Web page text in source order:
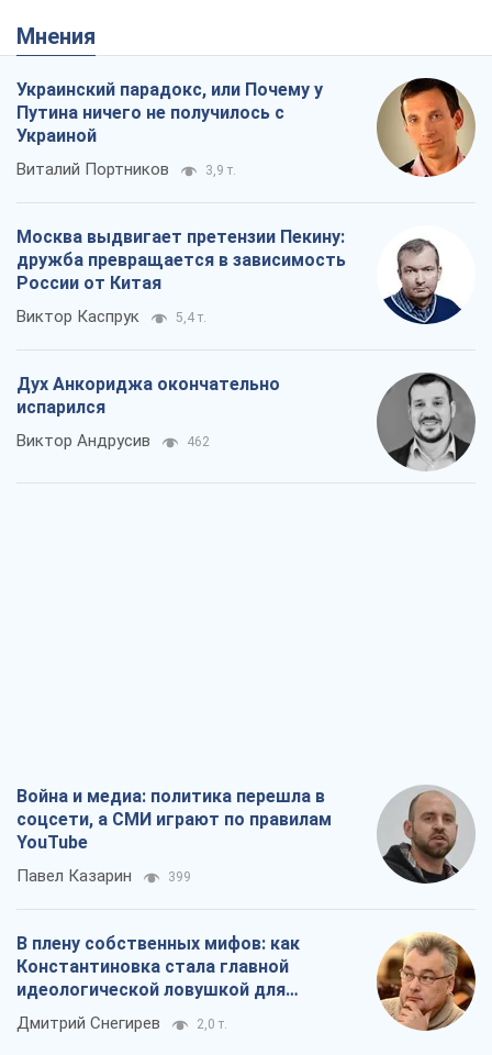
Мнения
Украинский парадокс, или Почему у
Путина ничего не получилось с
Украиной
Виталий Портников 3,9 т.
Москва выдвигает претензии Пекину:
дружба превращается в зависимость
России от Китая
Виктор Каспрук 5,4 т.
Дух Анкориджа окончательно
испарился
Виктор Андрусив 462
Война и медиа: политика перешла в
соцсети, а СМИ играют по правилам
YouTube
Павел Казарин 399
В плену собственных мифов: как
Константиновка стала главной
идеологической ловушкой для
российских оккупантов
Дмитрий Снегирев 2,0 т.